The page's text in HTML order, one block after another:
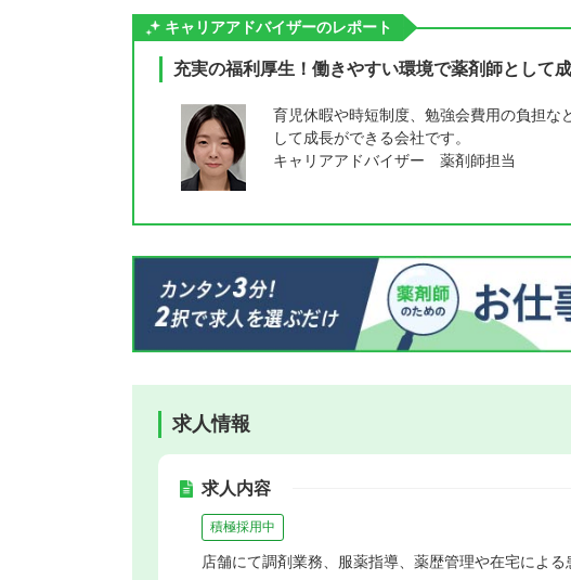
キャリアアドバイザーのレポート
充実の福利厚生！働きやすい環境で薬剤師として
育児休暇や時短制度、勉強会費用の負担な
して成長ができる会社です。
キャリアアドバイザー 薬剤師担当
求人情報
求人内容
積極採用中
店舗にて調剤業務、服薬指導、薬歴管理や在宅によ